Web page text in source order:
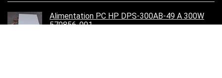
initial
était :
39,90 €.
actuel
est :
19,90 €.
Alimentation PC HP DPS-300AB-49 A 300W
570856-001